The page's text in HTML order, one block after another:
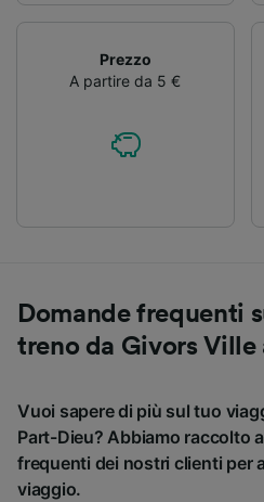
Prezzo
A partire da 5 €
Domande frequenti
treno da Givors Ville
Vuoi sapere di più sul tuo
Part-Dieu? Abbiamo raccolto
frequenti dei nostri clienti per
viaggio.